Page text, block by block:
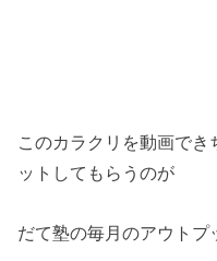
このカラクリを動画で
ットしてもらうのが
だて塾の毎月のアウトプ